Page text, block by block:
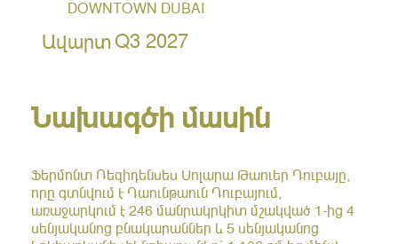
DOWNTOWN DUBAI
Ավարտ Q3 2027
Նախագծի մասին
Ֆերմոնտ Ռեզիդենսես Սոլարա Թաուեր Դուբայը,
որը գտնվում է Դաունթաուն Դուբայում,
առաջարկում է 246 մանրակրկիտ մշակված 1-ից 4
սենյականոց բնակարաններ և 5 սենյականոց